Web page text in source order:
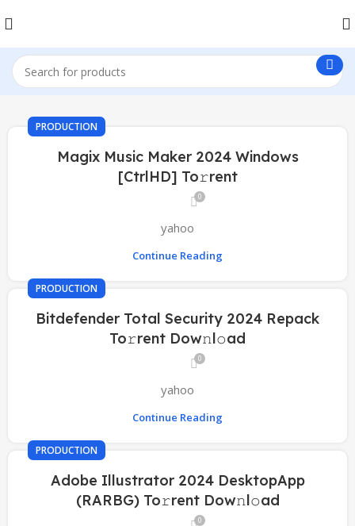
PRODUCTION
Magix Music Maker 2024 Windows
[CtrlHD] To𝚛rent
0
yahoo
Continue Reading
PRODUCTION
Bitdefender Total Security 2024 Repack
To𝚛rent Dow𝚗l𝚘ad
0
yahoo
Continue Reading
PRODUCTION
Adobe Illustrator 2024 DesktopApp
(RARBG) To𝚛rent Dow𝚗l𝚘ad
0